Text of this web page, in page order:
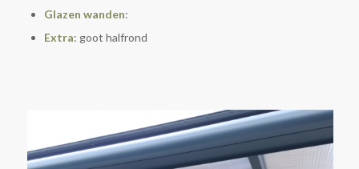
Glazen wanden:
Extra: goot halfrond